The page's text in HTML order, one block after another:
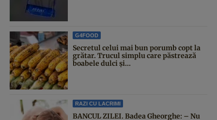
G4FOOD
Secretul celui mai bun porumb copt la
grătar. Trucul simplu care păstrează
boabele dulci și...
RAZI CU LACRIMI
BANCUL ZILEI. Badea Gheorghe: – Nu